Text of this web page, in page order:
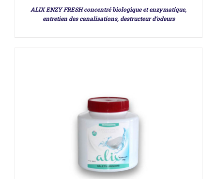
ALIX ENZY FRESH concentré biologique et enzymatique,
entretien des canalisations, destructeur d’odeurs